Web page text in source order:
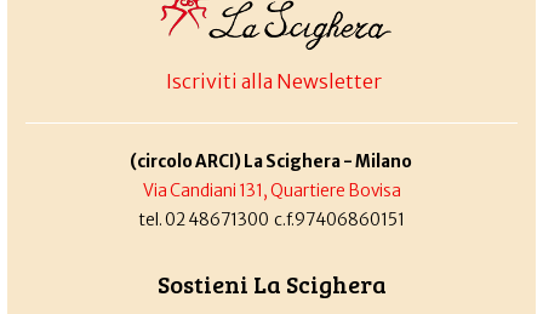
Iscriviti alla Newsletter
(circolo ARCI) La Scighera - Milano
Via Candiani 131, Quartiere Bovisa
tel. 02 48671300 c.f.97406860151
Sostieni La Scighera